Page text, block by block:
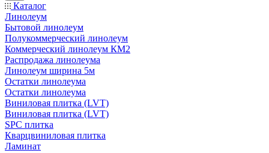
Каталог
Линолеум
Бытовой линолеум
Полукоммерческий линолеум
Коммерческий линолеум КМ2
Распродажа линолеума
Линолеум ширина 5м
Остатки линолеума
Остатки линолеума
Виниловая плитка (LVT)
Виниловая плитка (LVT)
SPC плитка
Кварцвиниловая плитка
Ламинат